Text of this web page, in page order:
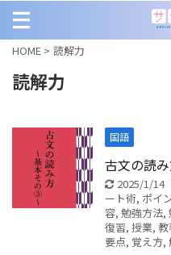
HOME > 読解力
読解力
国語
古文の読
2025/1/14
ート術, ポイ
容, 勉強方法,
復習, 授業,
要点, 覚え方,